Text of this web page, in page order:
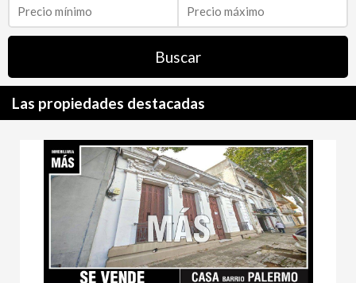
Buscar
Las propiedades destacadas